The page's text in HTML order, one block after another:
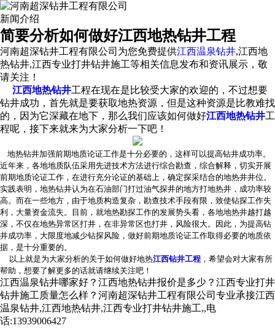
新闻介绍
简要分析如何做好江西地热钻井工程
河南超深钻井工程有限公司为您免费提供江西温泉钻井,江西地
热钻井,江西专业打井钻井施工等相关信息发布和资讯展示，敬
请关注！
江西地热钻井工程在现在是比较受大家的欢迎的，不过想要
钻井成功，首先就是要获取地热资源，但是这种资源是比教难找
的，因为它深藏在地下，那么我们应该如何做好江西地热钻井工
程呢，接下来就来为大家分析一下吧！
地热钻井加强前期地质论证工作是十分必要的，这样可以提高钻井成功率。
近年来，各地地质队伍采用先进技术方法进行综合勘查，综合解释，切实开展
前期地质论证工作，在进行充分论证的基础上，确定探采结合的地热井井位。
实践表明，地热钻井认为在石油部门打过油气探井的地方打地热井，成功率较
高。而在一些地方，由于地质构造复杂，勘查技术手段有限，致使钻探工作失
利，大量资金流失。目前，就地热勘探工作的发展势头看，各地地热井越打越
深，不仅在地热异常区打井，在非异常区也打井，风险很大。因此，为提高钻
井成功率，大限度地减少钻探风险，做好前期地质论证工作取得必要的地质依
据，是十分重要的。
以上就是为大家分析的关于如何做好地热江西钻井工程 ，希望会对大家有所
帮助，想要了解更多的话就请继续关注吧！
江西温泉钻井哪家好？江西地热钻井报价是多少？江西专业打井
钻井施工质量怎么样？河南超深钻井工程有限公司专业承接江西
温泉钻井,江西地热钻井,江西专业打井钻井施工,,电
话:13939006427